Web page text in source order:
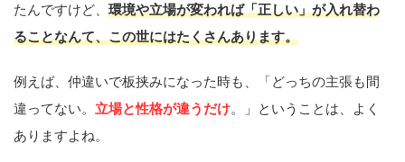
たんですけど、 環境や立場が変われば「正しい」が入れ替わ
ることなんて、この世にはたくさんあります。
例えば、仲違いで板挟みになった時も、「どっちの主張も間
違ってない。 立場と性格が違うだけ。」ということは、よく
ありますよね。